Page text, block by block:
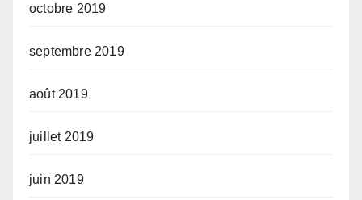
octobre 2019
septembre 2019
août 2019
juillet 2019
juin 2019